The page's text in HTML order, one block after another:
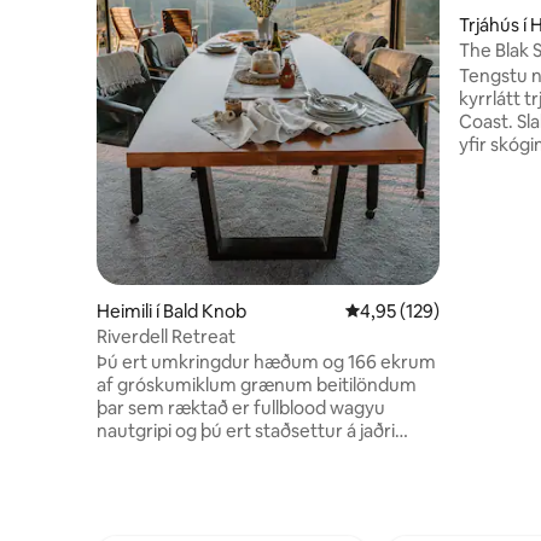
Heimili í Bald Knob 4,95 af 5 í
4,95 (129)
Riverdell Retreat
Þú ert umkringdur hæðum og 166 ekrum
af gróskumiklum grænum beitilöndum
þar sem ræktað er fullblood wagyu
nautgripi og þú ert staðsettur á jaðri
Trjáhús í
The Blak
Tengstu
kyrrlátt
Coast.
yfir